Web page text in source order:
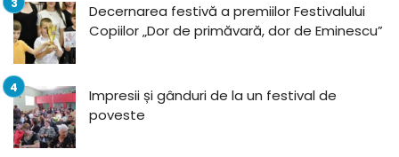
Decernarea festivă a premiilor Festivalului
Copiilor „Dor de primăvară, dor de Eminescu”
Impresii și gânduri de la un festival de
poveste